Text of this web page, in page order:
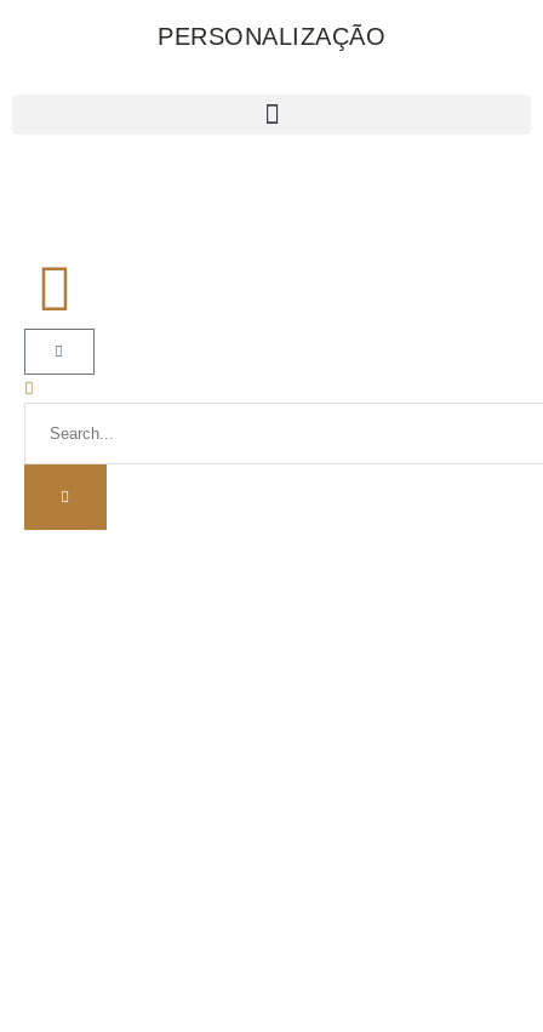
PERSONALIZAÇÃO